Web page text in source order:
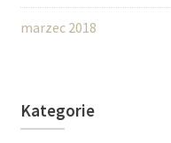
marzec 2018
Kategorie